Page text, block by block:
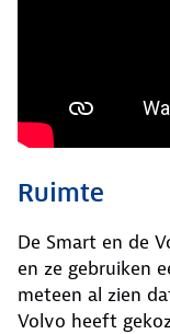
Ruimte
De Smart en de
en ze gebruiken
meteen al zien
Volvo heeft